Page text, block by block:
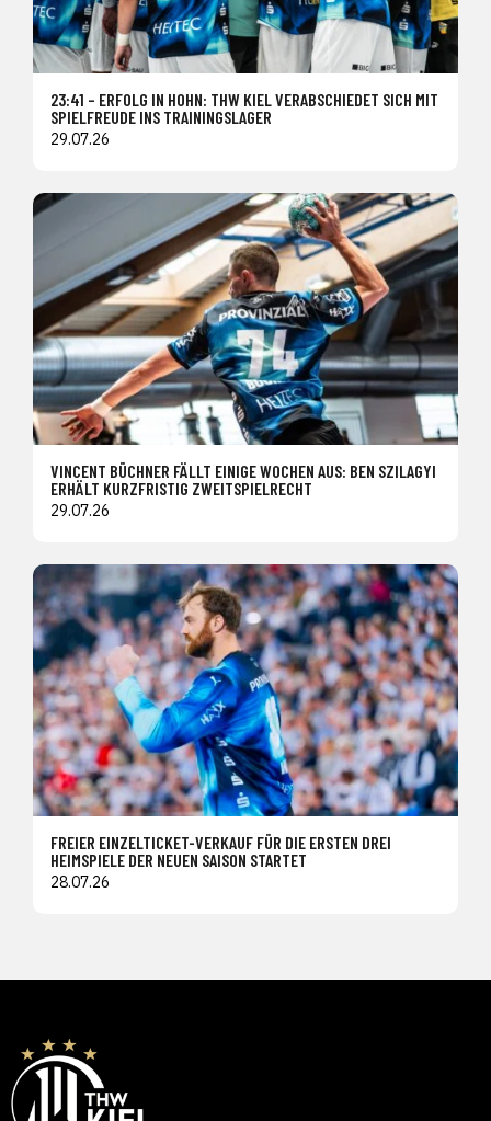
23:41 – ERFOLG IN HOHN: THW KIEL VERABSCHIEDET SICH MIT
SPIELFREUDE INS TRAININGSLAGER
29.07.26
VINCENT BÜCHNER FÄLLT EINIGE WOCHEN AUS: BEN SZILAGYI
ERHÄLT KURZFRISTIG ZWEITSPIELRECHT
29.07.26
FREIER EINZELTICKET-VERKAUF FÜR DIE ERSTEN DREI
HEIMSPIELE DER NEUEN SAISON STARTET
28.07.26